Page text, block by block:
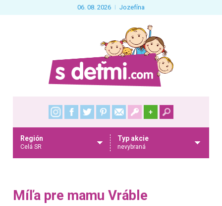
06. 08. 2026 Jozefína
+
Región
Celá SR
Typ akcie
nevybraná
Míľa pre mamu Vráble